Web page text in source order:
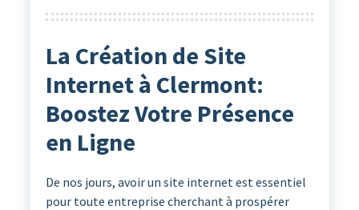
La Création de Site
Internet à Clermont:
Boostez Votre Présence
en Ligne
De nos jours, avoir un site internet est essentiel
pour toute entreprise cherchant à prospérer